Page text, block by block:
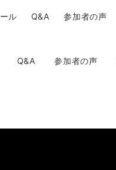
Q&A 参加者の声
ル Q&A 参加者の声